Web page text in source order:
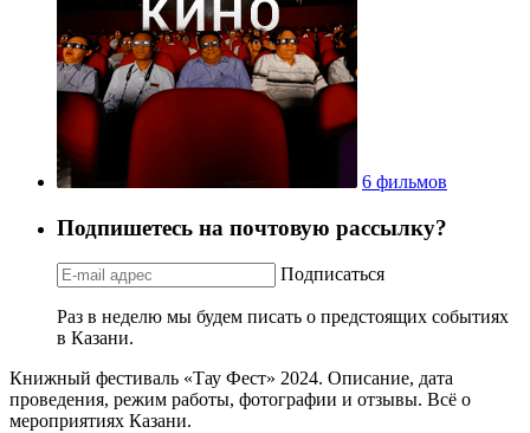
6 фильмов
Подпишетесь на почтовую рассылку?
Подписаться
Раз в неделю мы будем писать о предстоящих событиях
в Казани.
Книжный фестиваль «Тау Фест» 2024. Описание, дата
проведения, режим работы, фотографии и отзывы. Всё о
мероприятиях Казани.